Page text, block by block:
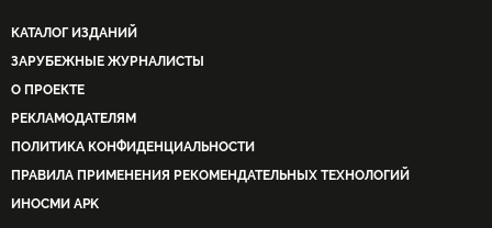
КАТАЛОГ ИЗДАНИЙ
ЗАРУБЕЖНЫЕ ЖУРНАЛИСТЫ
О ПРОЕКТЕ
РЕКЛАМОДАТЕЛЯМ
ПОЛИТИКА КОНФИДЕНЦИАЛЬНОСТИ
ПРАВИЛА ПРИМЕНЕНИЯ РЕКОМЕНДАТЕЛЬНЫХ ТЕХНОЛОГИЙ
ИНОСМИ APK